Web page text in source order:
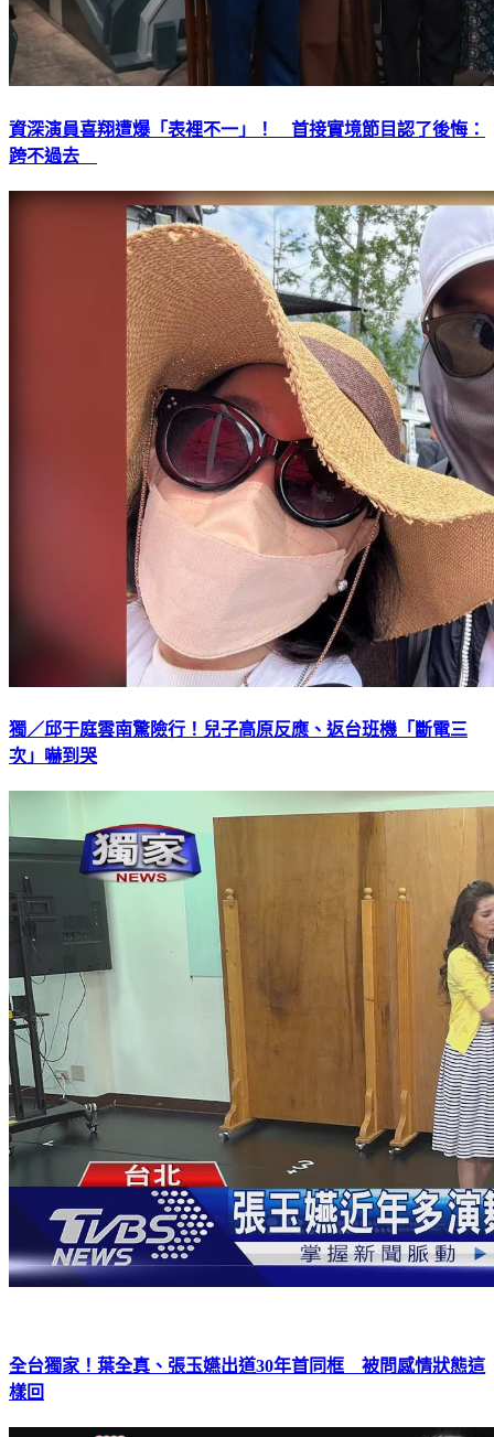
資深演員喜翔遭爆「表裡不一」！ 首接實境節目認了後悔：
跨不過去
獨／邱于庭雲南驚險行！兒子高原反應、返台班機「斷電三
次」嚇到哭
全台獨家！葉全真、張玉嬿出道30年首同框 被問感情狀態這
樣回